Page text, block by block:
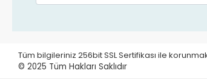
Tüm bilgileriniz 256bit SSL Sertifikası ile
© 2025 Tüm Hakları Saklıdır